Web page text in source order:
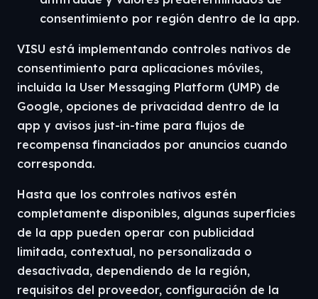
consentimiento por región dentro de la app.
VISU está implementando controles nativos de
consentimiento para aplicaciones móviles,
incluida la User Messaging Platform (UMP) de
Google, opciones de privacidad dentro de la
app y avisos just-in-time para flujos de
recompensa financiados por anuncios cuando
corresponda.
Hasta que los controles nativos estén
completamente disponibles, algunas superficies
de la app pueden operar con publicidad
limitada, contextual, no personalizada o
desactivada, dependiendo de la región,
requisitos del proveedor, configuración de la